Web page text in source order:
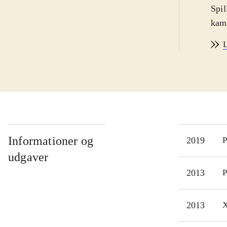
det
Informationer og
udgaver
2019
2013
2013